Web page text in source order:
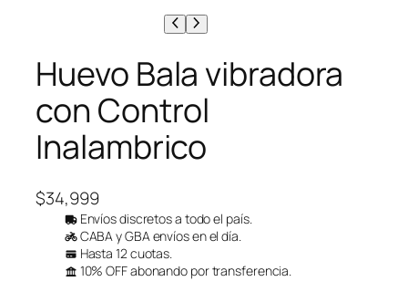
Huevo Bala vibradora
con Control
Inalambrico
$34,999
Envíos discretos a todo el país.
CABA y GBA envíos en el día.
Hasta 12 cuotas.
10% OFF abonando por transferencia.